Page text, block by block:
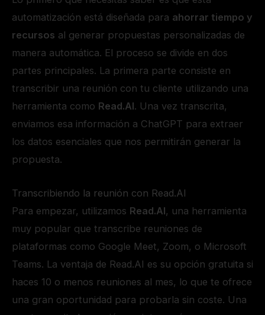
automatización está diseñada para ahorrar tiempo y
recursos al generar propuestas personalizadas de
manera automática. El proceso se divide en dos
partes principales. La primera parte consiste en
transcribir una reunión con tu cliente utilizando una
herramienta como Read.AI. Una vez transcrita,
enviamos esa información a ChatGPT para extraer
los datos esenciales que nos permitirán generar la
propuesta.
Transcribiendo la reunión con Read.AI
Para empezar, utilizamos Read.AI, una herramienta
muy popular que transcribe reuniones de
plataformas como Google Meet, Zoom, o Microsoft
Teams. La ventaja de Read.AI es su opción gratuita si
haces 10 o menos reuniones al mes, lo que te ofrece
una gran oportunidad para probarla sin coste. Una